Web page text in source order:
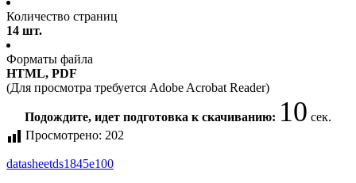
Количество страниц
14 шт.
Форматы файла
HTML, PDF
(Для просмотра требуется Adobe Acrobat Reader)
Подождите, идет подготовка к скачиванию: 10 сек.
Просмотрено: 202
datasheetds1845e100